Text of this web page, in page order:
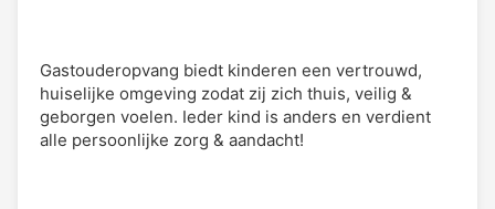
Gastouderopvang biedt kinderen een vertrouwd,
huiselijke omgeving zodat zij zich thuis, veilig &
geborgen voelen. Ieder kind is anders en verdient
alle persoonlijke zorg & aandacht!